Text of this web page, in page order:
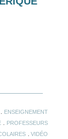
ENSEIGNEMENT
.
PROFESSEURS
VIDÉO